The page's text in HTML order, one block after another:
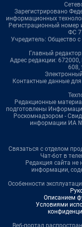
Зарегистрировано
информационных
Регистрационный номер
ФС
Учредитель: Общество
Главный
Адрес редакции:
608,
Контактные данные
Редакционные
подготовлены
Роскомнадзором -
информации ИА
Связаться с отделом
Чат-бот в
Редакция сайта не
информации,
Особенности
Описанием
Условиями
Веб-портал